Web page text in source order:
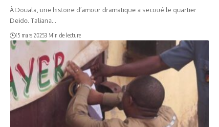
À Douala, une histoire d’amour dramatique a secoué le quartier
Deido. Taliana…
15 mars 20253 Min de lecture